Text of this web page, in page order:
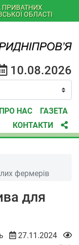
ПРИВАТНИХ
ОБЛАСТІ
10.08.2026
ПРО НАС
ГАЗЕТА
КОНТАКТИ
фермерів
для
27.11.2024